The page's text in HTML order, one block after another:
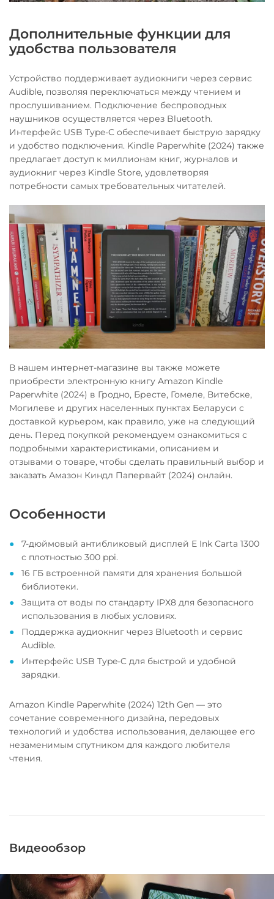
Дополнительные функции для
удобства пользователя
Устройство поддерживает аудиокниги через сервис
Audible, позволяя переключаться между чтением и
прослушиванием. Подключение беспроводных
наушников осуществляется через Bluetooth.
Интерфейс USB Type-C обеспечивает быструю зарядку
и удобство подключения. Kindle Paperwhite (2024) также
предлагает доступ к миллионам книг, журналов и
аудиокниг через Kindle Store, удовлетворяя
потребности самых требовательных читателей.
В нашем интернет-магазине вы также можете
приобрести электронную книгу Amazon Kindle
Paperwhite (2024) в Гродно, Бресте, Гомеле, Витебске,
Могилеве и других населенных пунктах Беларуси с
доставкой курьером, как правило, уже на следующий
день. Перед покупкой рекомендуем ознакомиться с
подробными характеристиками, описанием и
отзывами о товаре, чтобы сделать правильный выбор и
заказать Амазон Киндл Папервайт (2024) онлайн.
Особенности
7-дюймовый антибликовый дисплей E Ink Carta 1300
с плотностью 300 ppi.
16 ГБ встроенной памяти для хранения большой
библиотеки.
Защита от воды по стандарту IPX8 для безопасного
использования в любых условиях.
Поддержка аудиокниг через Bluetooth и сервис
Audible.
Интерфейс USB Type-C для быстрой и удобной
зарядки.
Amazon Kindle Paperwhite (2024) 12th Gen — это
сочетание современного дизайна, передовых
технологий и удобства использования, делающее его
незаменимым спутником для каждого любителя
чтения.
Видеообзор